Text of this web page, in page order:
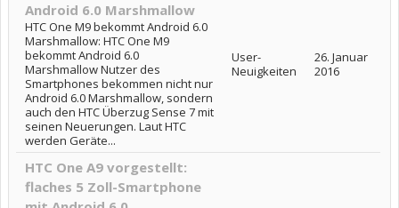
Android 6.0 Marshmallow
HTC One M9 bekommt Android 6.0
Marshmallow: HTC One M9
bekommt Android 6.0
Marshmallow Nutzer des
Smartphones bekommen nicht nur
Android 6.0 Marshmallow, sondern
auch den HTC Überzug Sense 7 mit
seinen Neuerungen. Laut HTC
werden Geräte...
User-
Neuigkeiten
26. Januar
2016
HTC One A9 vorgestellt:
flaches 5 Zoll-Smartphone